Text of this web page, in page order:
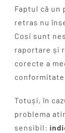
Faptul că un
retras nu
Cosi sunt
raportare și
corecte a
conformitate.
Totuși, în
problema
sensibil: